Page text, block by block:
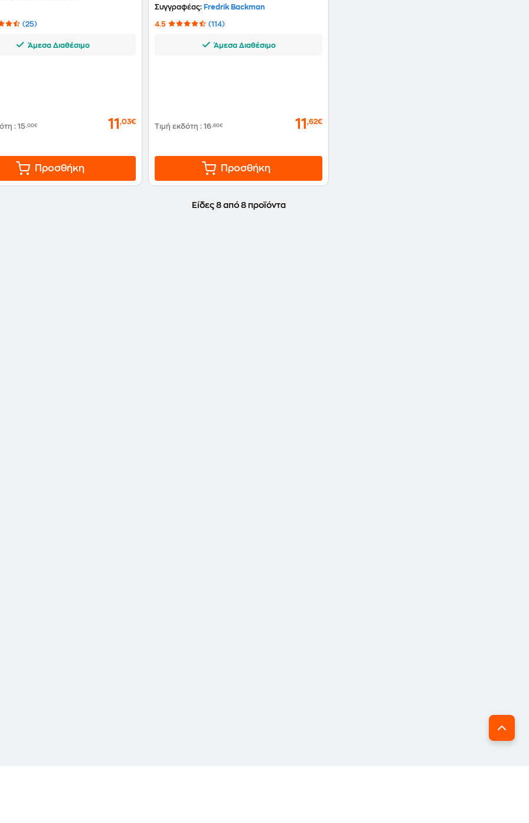
(25)
Άμεσα Διαθέσιμο
: 15,00€ 11,03€
Προσθήκη
Συγγραφέας: Fredrik Backman
4.5 (114)
Άμεσα Διαθέσιμο
Τιμή εκδότη:16,60€ 11 ,62€
Προσθήκη
Είδες 8 από 8 προϊόντα